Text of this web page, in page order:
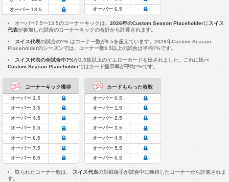
オーバー 13.5
オーバー 6.5
オーバー7.5〜13.5のコーナーキックは、 2026年のCustom Season Placeholderにスイス
代表が参加した試合のコーナーキックの合計から計算されます。
スイス代表の試合の?% はコーナー数が9.5を超えています。2026年Custom Season
Placeholderのシーズンでは、コーナー数9.5以上の試合は平均?%です。
スイス代表の全試合中?%が3.5枚以上のイエローカードを出されました。これに比べ
Custom Season Placeholderではカード提示率が平均?%です。
コーナーキック獲得
オーバー 2.5
オーバー 3.5
オーバー 4.5
オーバー 5.5
オーバー 6.5
オーバー 7.5
オーバー 8.5
カードもらった枚数
オーバー 0.5
オーバー 1.5
オーバー 2.5
オーバー 3.5
オーバー 4.5
オーバー 5.5
オーバー 6.5
取られたコーナー数は、 スイス代表の対戦相手が試合中に獲得したコーナーから計算されま
す。